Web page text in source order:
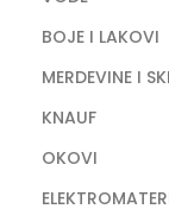
BOJE I LAKOVI
MERDEVINE I
KNAUF
OKOVI